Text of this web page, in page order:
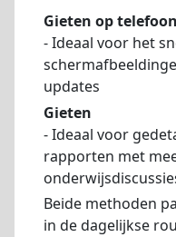
Gieten op
- Ideaal voor het
updates
Gieten
- Ideaal voor
rapporten met
Beide methoden
in de dagelijkse